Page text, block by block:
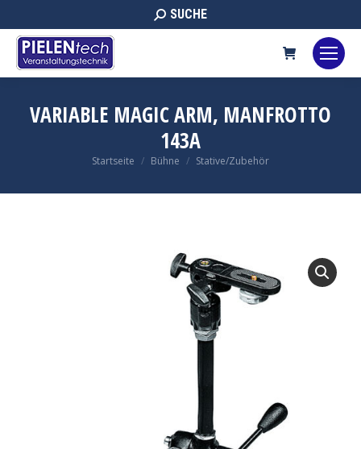
Search:
SUCHE
VARIABLE MAGIC ARM, MANFROTTO
143A
Sie befinden sich hier:
Startseite Bühne Stative/Zubehör